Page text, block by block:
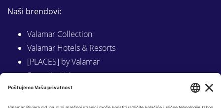
Naši brendovi:
Valamar Collection
Valamar Hotels & Resorts
[PLACES] by Valamar
Sunny by Valamar
Valamar Camping